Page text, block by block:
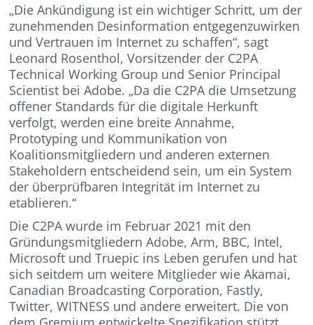
„Die Ankündigung ist ein wichtiger Schritt, um der
zunehmenden Desinformation entgegenzuwirken
und Vertrauen im Internet zu schaffen“, sagt
Leonard Rosenthol, Vorsitzender der C2PA
Technical Working Group und Senior Principal
Scientist bei Adobe. „Da die C2PA die Umsetzung
offener Standards für die digitale Herkunft
verfolgt, werden eine breite Annahme,
Prototyping und Kommunikation von
Koalitionsmitgliedern und anderen externen
Stakeholdern entscheidend sein, um ein System
der überprüfbaren Integrität im Internet zu
etablieren.“
Die C2PA wurde im Februar 2021 mit den
Gründungsmitgliedern Adobe, Arm, BBC, Intel,
Microsoft und Truepic ins Leben gerufen und hat
sich seitdem um weitere Mitglieder wie Akamai,
Canadian Broadcasting Corporation, Fastly,
Twitter, WITNESS und andere erweitert. Die von